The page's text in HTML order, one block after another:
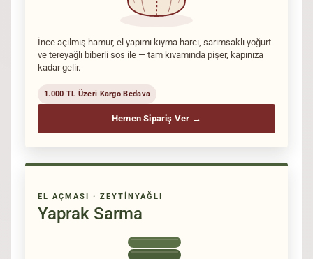
İnce açılmış hamur, el yapımı kıyma harcı, sarımsaklı yoğurt
ve tereyağlı biberli sos ile — tam kıvamında pişer, kapınıza
kadar gelir.
1.000 TL Üzeri Kargo Bedava
Hemen Sipariş Ver →
EL AÇMASI · ZEYTINYAĞLI
Yaprak Sarma